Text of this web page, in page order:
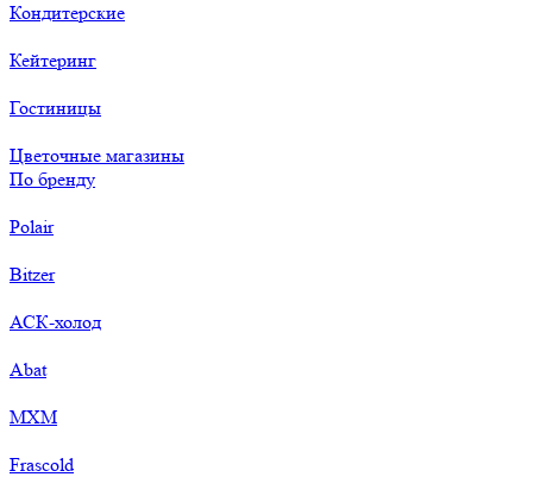
Кондитерские
Кейтеринг
Гостиницы
Цветочные магазины
По бренду
Polair
Bitzer
АСК-холод
Abat
МХМ
Frascold